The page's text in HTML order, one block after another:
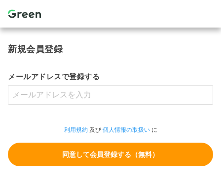
新規会員登録
メールアドレスで登録する
利用規約及び 個人情報の取扱いに